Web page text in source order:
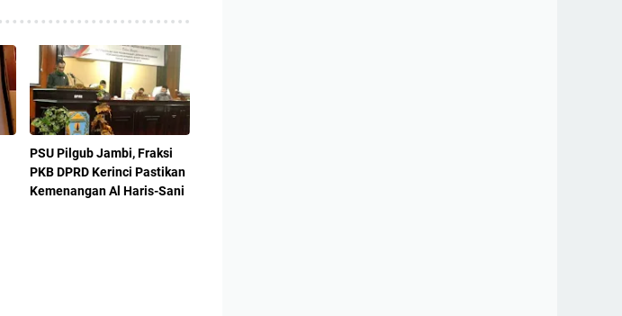
PSU Pilgub Jambi, Fraksi
PKB DPRD Kerinci Pastikan
Kemenangan Al Haris-Sani